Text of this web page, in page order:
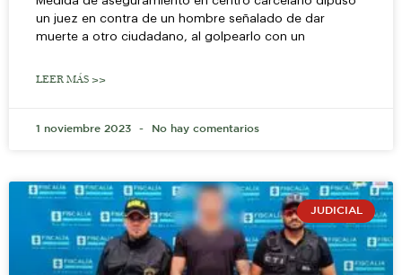
un juez en contra de un hombre señalado de dar
muerte a otro ciudadano, al golpearlo con un
LEER MÁS >>
1 noviembre 2023 No hay comentarios
JUDICIAL